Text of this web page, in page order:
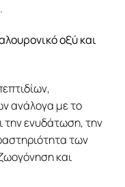
οξύ και
ανάλογα με το
την ενυδάτωση, την
των
και